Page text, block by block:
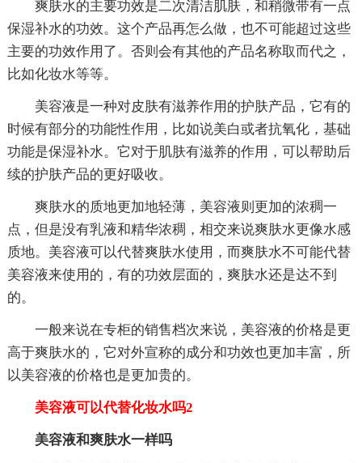
爽肤水的主要功效是二次清洁肌肤，和稍微带有一点
保湿补水的功效。这个产品再怎么做，也不可能超过这些
主要的功效作用了。否则会有其他的产品名称取而代之，
比如化妆水等等。
美容液是一种对皮肤有滋养作用的护肤产品，它有的
时候有部分的功能性作用，比如说美白或者抗氧化，基础
功能是保湿补水。它对于肌肤有滋养的作用，可以帮助后
续的护肤产品的更好吸收。
爽肤水的质地更加地轻薄，美容液则更加的浓稠一
点，但是没有乳液和精华浓稠，相交来说爽肤水更像水感
质地。美容液可以代替爽肤水使用，而爽肤水不可能代替
美容液来使用的，有的功效层面的，爽肤水还是达不到
的。
一般来说在专柜的销售档次来说，美容液的价格是更
高于爽肤水的，它对外宣称的成分和功效也更加丰富，所
以美容液的价格也是更加贵的。
美容液可以代替化妆水吗2
美容液和爽肤水一样吗